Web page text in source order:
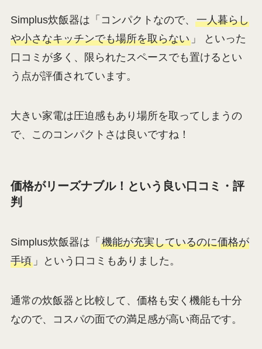
Simplus炊飯器は「コンパクトなので、 一人暮らし
や小さなキッチンでも場所を取らない」 といった
口コミが多く、限られたスペースでも置けるとい
う点が評価されています。
大きい家電は圧迫感もあり場所を取ってしまうの
で、このコンパクトさは良いですね！
価格がリーズナブル！という良い口コミ・評
判
Simplus炊飯器は「 機能が充実しているのに価格が
手頃」という口コミもありました。
通常の炊飯器と比較して、価格も安く機能も十分
なので、コスパの面での満足感が高い商品です。